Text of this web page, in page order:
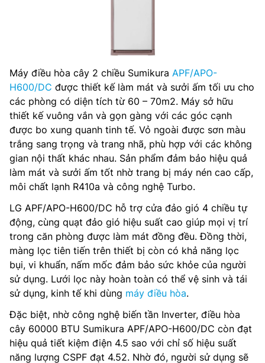
Máy điều hòa cây 2 chiều Sumikura APF/APO-
H600/DC được thiết kế làm mát và sưởi ấm tối ưu cho
các phòng có diện tích từ 60 – 70m2. Máy sở hữu
thiết kế vuông vắn và gọn gàng với các góc cạnh
được bo xung quanh tinh tế. Vỏ ngoài được sơn màu
trắng sang trọng và trang nhã, phù hợp với các không
gian nội thất khác nhau. Sản phẩm đảm bảo hiệu quả
làm mát và sưởi ấm tốt nhờ trang bị máy nén cao cấp,
môi chất lạnh R410a và công nghệ Turbo.
LG APF/APO-H600/DC hỗ trợ cửa đảo gió 4 chiều tự
động, cùng quạt đảo gió hiệu suất cao giúp mọi vị trí
trong căn phòng được làm mát đồng đều. Đồng thời,
màng lọc tiên tiến trên thiết bị còn có khả năng lọc
bụi, vi khuẩn, nấm mốc đảm bảo sức khỏe của người
sử dụng. Lưới lọc này hoàn toàn có thể vệ sinh và tái
sử dụng, kinh tế khi dùng máy điều hòa.
Đặc biệt, nhờ công nghệ biến tần Inverter, điều hòa
cây 60000 BTU Sumikura APF/APO-H600/DC còn đạt
hiệu quả tiết kiệm điện 4.5 sao với chỉ số hiệu suất
năng lượng CSPF đạt 4.52. Nhờ đó, người sử dụng sẽ